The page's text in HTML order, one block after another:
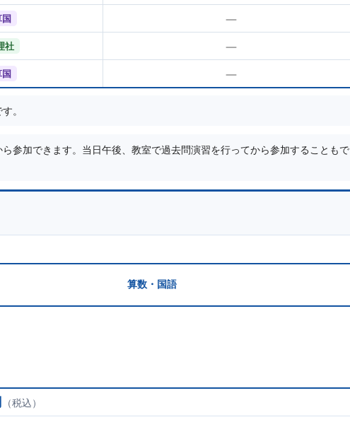
—
社
—
—
。
参加できます。当日午後、教室で過去問演習を行ってから参加することもで
算数・国語
（税込）